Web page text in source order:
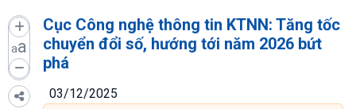
aa
Cục Công nghệ thông tin KTNN: Tăng tốc
chuyển đổi số, hướng tới năm 2026 bứt
phá
03/12/2025